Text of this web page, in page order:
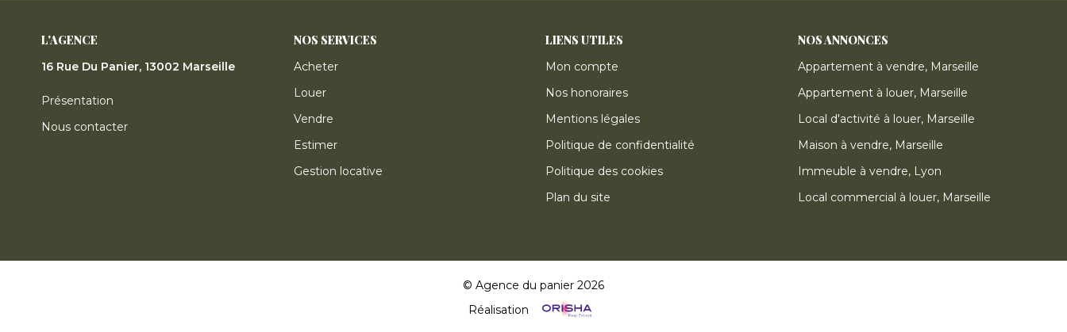
L'AGENCE
16 Rue Du Panier, 13002 Marseille
Présentation
Nous contacter
NOS SERVICES
Acheter
Louer
Vendre
Estimer
Gestion locative
LIENS UTILES
Mon compte
Nos honoraires
Mentions légales
Politique de confidentialité
Politique des cookies
Plan du site
NOS ANNONCES
Appartement à vendre, Marseille
Appartement à louer, Marseille
Local d'activité à louer, Marseille
Maison à vendre, Marseille
Immeuble à vendre, Lyon
Local commercial à louer, Marseille
© Agence du panier 2026
Réalisation